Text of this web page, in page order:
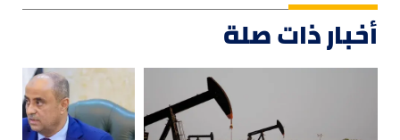
أخبار ذات صلة